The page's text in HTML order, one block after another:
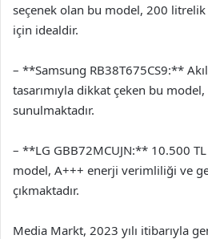
seçenek olan bu model, 200
için idealdir.
– **Samsung RB38T675CS9:**
tasarımıyla dikkat çeken bu
sunulmaktadır.
– **LG GBB72MCUJN:** 10.500
model, A+++ enerji verimliliği ve
çıkmaktadır.
Media Markt, 2023 yılı itibarıyla